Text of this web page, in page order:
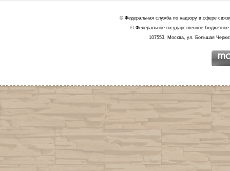
© Федеральная служба по надзору в сфере
© Федеральное государственное
107553, Москва, ул. Большая